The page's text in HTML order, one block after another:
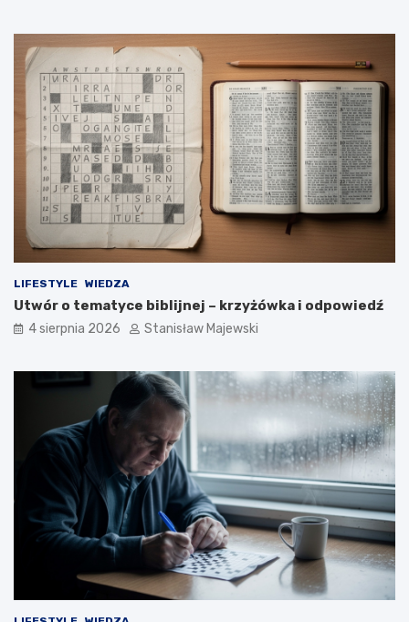
LIFESTYLE WIEDZA
Utwór o tematyce biblijnej – krzyżówka i odpowiedź
4 sierpnia 2026 Stanisław Majewski